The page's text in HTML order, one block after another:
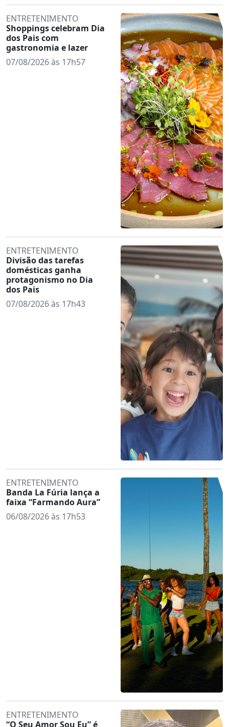
ENTRETENIMENTO
Shoppings celebram Dia
dos Pais com
gastronomia e lazer
07/08/2026 às 17h57
ENTRETENIMENTO
Divisão das tarefas
domésticas ganha
protagonismo no Dia
dos Pais
07/08/2026 às 17h43
ENTRETENIMENTO
Banda La Fúria lança a
faixa “Farmando Aura”
06/08/2026 às 17h53
ENTRETENIMENTO
“O Seu Amor Sou Eu” é